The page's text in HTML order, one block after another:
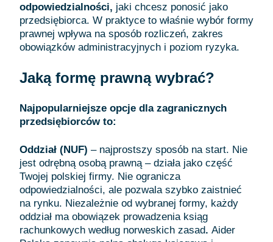
odpowiedzialności, jaki chcesz ponosić jako
przedsiębiorca. W praktyce to właśnie wybór formy
prawnej wpływa na sposób rozliczeń, zakres
obowiązków administracyjnych i poziom ryzyka.
Jaką formę prawną wybrać?
Najpopularniejsze opcje dla zagranicznych
przedsiębiorców to:
Oddział (NUF) – najprostszy sposób na start. Nie
jest odrębną osobą prawną – działa jako część
Twojej polskiej firmy. Nie ogranicza
odpowiedzialności, ale pozwala szybko zaistnieć
na rynku. Niezależnie od wybranej formy, każdy
oddział ma obowiązek prowadzenia ksiąg
rachunkowych według norweskich zasad. Aider